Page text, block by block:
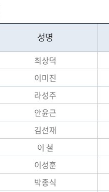
성명
최상덕
이미진
라성주
안윤근
김선재
이 철
이성훈
박종식